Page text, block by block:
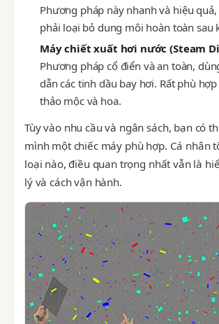
Phương pháp này nhanh và hiệu
phải loại bỏ dung môi hoàn toàn sau
Máy chiết xuất hơi nước (Steam
Phương pháp cổ điển và an toàn,
dẫn các tinh dầu bay hơi. Rất phù
thảo mộc và hoa.
Tùy vào nhu cầu và ngân sách, bạn có
mình một chiếc máy phù hợp. Cá nhân
loại nào, điều quan trọng nhất vẫn là
lý và cách vận hành.